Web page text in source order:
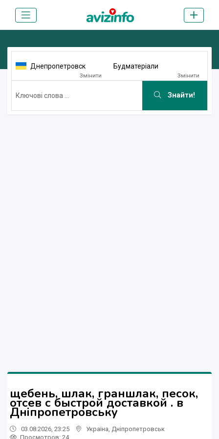
Днепропетровск
Змінити
Будматеріали
Змінити
Знайти!
щебень, шлак, граншлак, песок,
отсев с быстрой доставкой . в
Дніпропетровську
03.08.2026, 23:25 Україна Дніпропетровськ
Просмотров: 24